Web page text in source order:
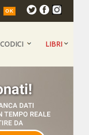
CODICI LIBRI